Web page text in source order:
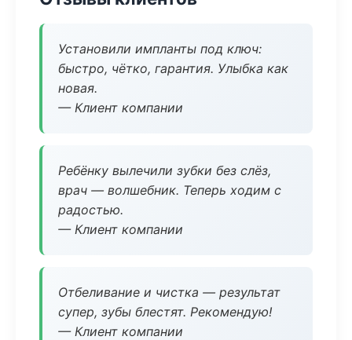
Установили импланты под ключ:
быстро, чётко, гарантия. Улыбка как
новая.
— Клиент компании
Ребёнку вылечили зубки без слёз,
врач — волшебник. Теперь ходим с
радостью.
— Клиент компании
Отбеливание и чистка — результат
супер, зубы блестят. Рекомендую!
— Клиент компании